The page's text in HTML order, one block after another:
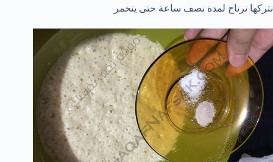
نتركها ترتاح لمدة نصف ساعة حتى يتخمر